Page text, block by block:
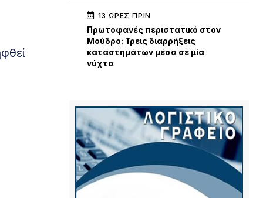
13 ΏΡΕΣ ΠΡΙΝ
Πρωτοφανές περιστατικό στον
Μούδρο: Τρεις διαρρήξεις
καταστημάτων μέσα σε μία
νύχτα